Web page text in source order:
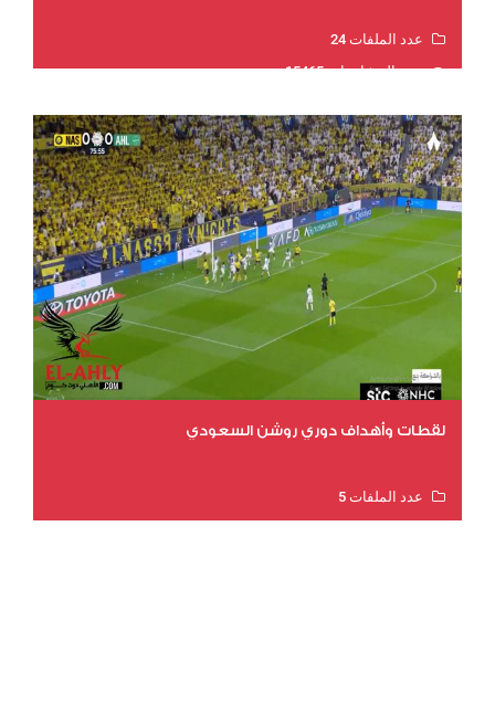
عدد الملفات 24
عدد المشاهدات 15465
لقطات وأهداف دوري روشن السعودي
عدد الملفات 5